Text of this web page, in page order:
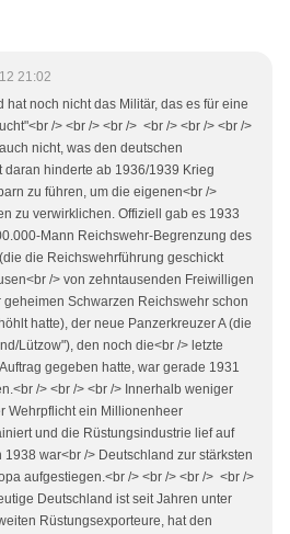
21:02
hat noch nicht das Militär, das es für eine
/> <br /> <br /> <br /> <br /> <br />
nicht, was den deutschen
daran hinderte ab 1936/1939 Krieg
zu führen, um die eigenen<br />
zu verwirklichen. Offiziell gab es 1933
Mann Reichswehr-Begrenzung des
die Reichswehrführung geschickt
/> von zehntausenden Freiwilligen
geheimen Schwarzen Reichswehr schon
hatte), der neue Panzerkreuzer A (die
Lützow"), den noch die<br /> letzte
gegeben hatte, war gerade 1931
/> <br /> <br /> Innerhalb weniger
Wehrpflicht ein Millionenheer
und die Rüstungsindustrie lief auf
1938 war<br /> Deutschland zur stärksten
aufgestiegen.<br /> <br /> <br /> <br />
Deutschland ist seit Jahren unter
Rüstungsexporteure, hat den